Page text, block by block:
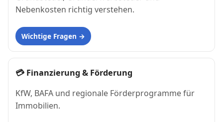
Nebenkosten richtig verstehen.
Wichtige Fragen
💳 Finanzierung & Förderung
KfW, BAFA und regionale Förderprogramme für
Immobilien.